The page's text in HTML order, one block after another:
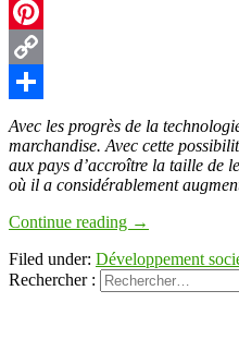
X
Pinterest
Copy
Link
Partager
Avec les progrès de la
marchandise. Avec cette
aux pays d’accroître la taille de
où il a considérablement
Continue reading →
Filed under: Développement
Rechercher :